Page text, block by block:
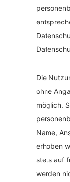
Die
ohne
möglich.
Name,
erhoben
stets auf
werden